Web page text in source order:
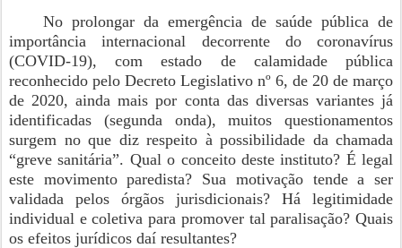
No prolongar da emergência de saúde pública de
importância internacional decorrente do coronavírus
(COVID-19), com estado de calamidade pública
reconhecido pelo Decreto Legislativo nº 6, de 20 de março
de 2020, ainda mais por conta das diversas variantes já
identificadas (segunda onda), muitos questionamentos
surgem no que diz respeito à possibilidade da chamada
“greve sanitária”. Qual o conceito deste instituto? É legal
este movimento paredista? Sua motivação tende a ser
validada pelos órgãos jurisdicionais? Há legitimidade
individual e coletiva para promover tal paralisação? Quais
os efeitos jurídicos daí resultantes?